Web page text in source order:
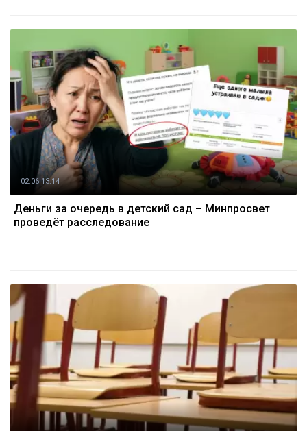
02.06 13:14
Деньги за очередь в детский сад – Минпросвет
проведёт расследование